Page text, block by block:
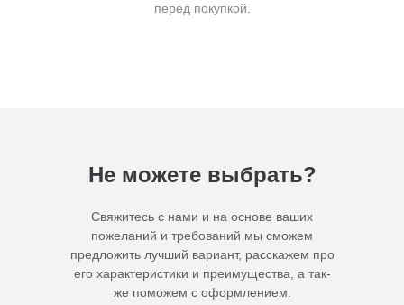
перед покупкой.
Не можете выбрать?
Свяжитесь с нами и на основе ваших
пожеланий и требований мы сможем
предложить лучший вариант, расскажем про
его характеристики и преимущества, а так-
же поможем с оформлением.